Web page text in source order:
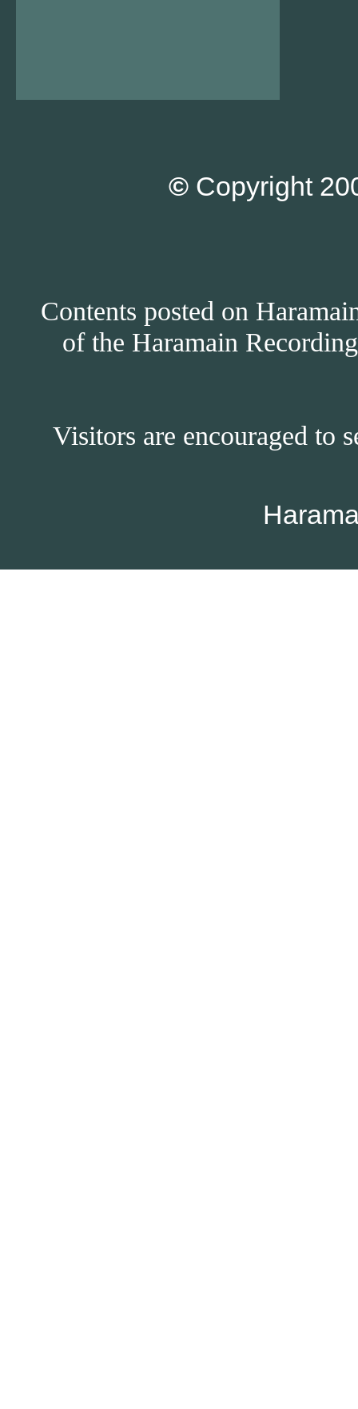
© Copyright
Contents posted on
of the Haramain
Visitors are encouraged to